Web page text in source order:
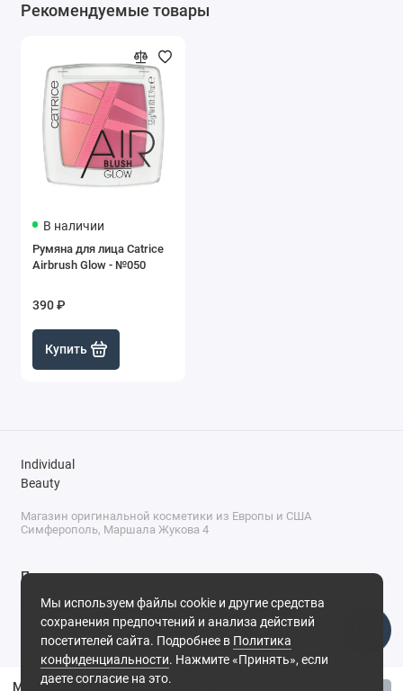
Рекомендуемые товары
В наличии
Румяна для лица Catrice
Airbrush Glow - №050
390 ₽
Купить
Мы используем файлы cookie и другие средства
сохранения предпочтений и анализа действий
посетителей сайта. Подробнее в Политика
конфиденциальности. Нажмите «Принять», если
даете согласие на это.
Individual
Beauty
Магазин оригинальной косметики из Европы и США
Симферополь, Маршала Жукова 4
Поддержка
+7 (978) 586-46-46
ПН-ПТ: 9:00 - 18:00
Суббота: 9:00 - 17:00
Воскресенье: выходной
Симферополь, ул. Маршала Жукова, 4